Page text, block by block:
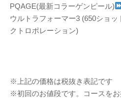
PQAGE(最新コラーゲンピール)
ウルトラフォーマー3 (650ショッ
クトロポレーション)
※上記の価格は税抜き表記です
※初回のお値段です。コースを